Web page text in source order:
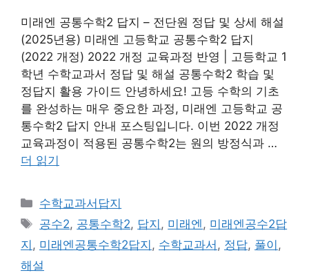
미래엔 공통수학2 답지 – 전단원 정답 및 상세 해설
(2025년용) 미래엔 고등학교 공통수학2 답지
(2022 개정) 2022 개정 교육과정 반영 | 고등학교 1
학년 수학교과서 정답 및 해설 공통수학2 학습 및
정답지 활용 가이드 안녕하세요! 고등 수학의 기초
를 완성하는 매우 중요한 과정, 미래엔 고등학교 공
통수학2 답지 안내 포스팅입니다. 이번 2022 개정
교육과정이 적용된 공통수학2는 원의 방정식과 …
더 읽기
카
테
리
수학교과서답지
태
그
공수2, 공통수학2, 답지 , 미래엔, 미래엔공수2답
지 , 미래엔공통수학2답지 , 수학교과서 , 정답, 풀이 ,
해설